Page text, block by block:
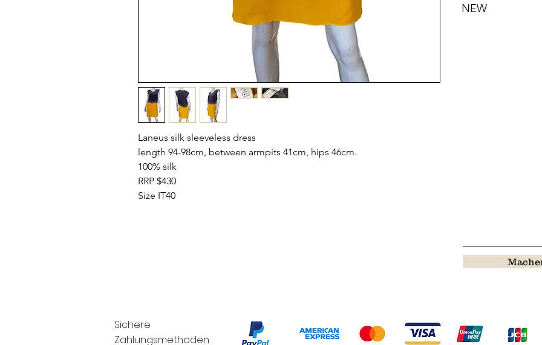
Laneus silk sleeveless dress
length 94-98cm, between armpits 41cm, hips 46cm.
100% silk
RRP $430
Size IT40
NEW
Sichere
Zahlungsmethoden